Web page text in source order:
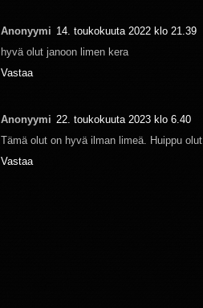
Anonyymi 14. toukokuuta 2022 klo 21.39
hyvä olut janoon limen kera
Vastaa
Anonyymi 22. toukokuuta 2023 klo 6.40
Tämä olut on hyvä ilman limeä. Huippu olut.
Vastaa